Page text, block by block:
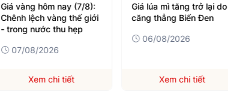
Giá vàng hôm nay (7/8):
Chênh lệch vàng thế giới
- trong nước thu hẹp
07/08/2026
Xem chi tiết
Giá lúa mì tăng trở lại do
căng thẳng Biển Đen
06/08/2026
Xem chi tiết